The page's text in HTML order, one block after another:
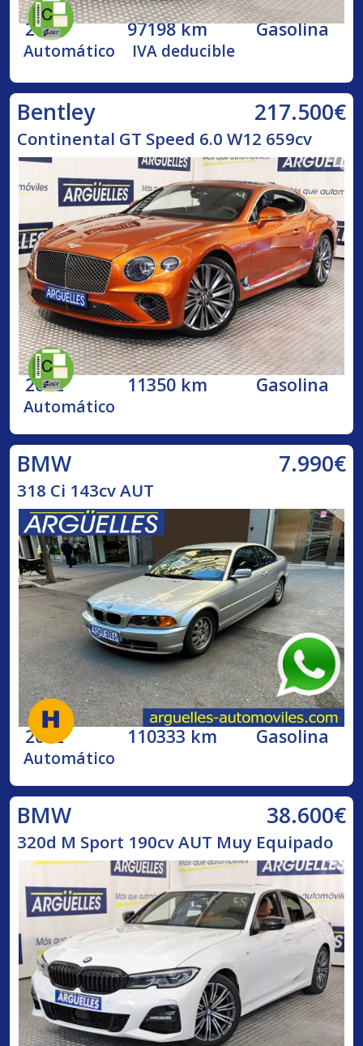
2005 97198 km Gasolina
Automático IVA deducible
Bentley 217.500€
Continental GT Speed 6.0 W12 659cv
2022 11350 km Gasolina
Automático
BMW 7.990€
318 Ci 143cv AUT
2002 110333 km Gasolina
Automático
BMW 38.600€
320d M Sport 190cv AUT Muy Equipado